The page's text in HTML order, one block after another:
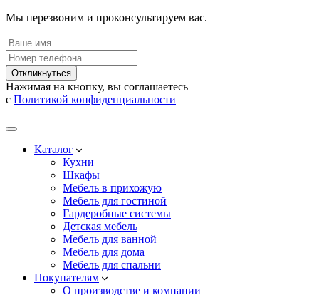
Мы перезвоним и проконсультируем вас.
Откликнуться
Нажимая на кнопку, вы соглашаетесь
с Политикой конфиденциальности
Каталог
Кухни
Шкафы
Мебель в прихожую
Мебель для гостиной
Гардеробные системы
Детская мебель
Мебель для ванной
Мебель для дома
Мебель для спальни
Покупателям
О производстве и компании